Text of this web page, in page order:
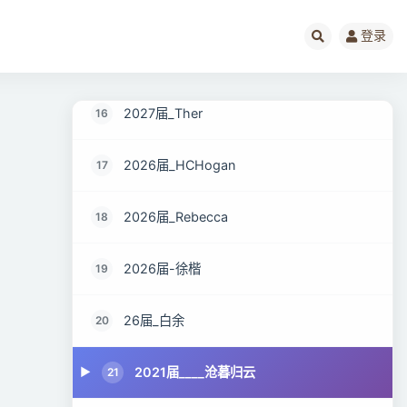
登录
16 2027届_Ther
17 2026届_HCHogan
18 2026届_Rebecca
19 2026届-徐楷
20 26届_白余
21 2021届____沧暮归云